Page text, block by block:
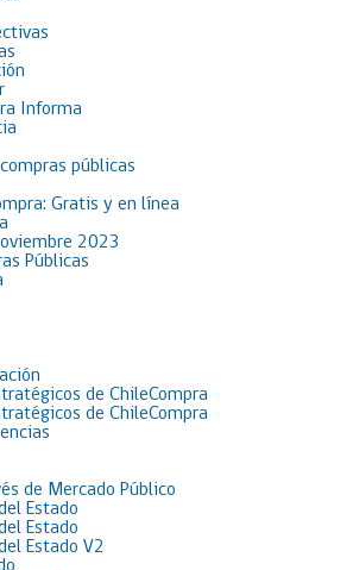
Informa
públicas
Gratis y en línea
2023
Públicas
de ChileCompra
de ChileCompra
de Mercado Público
Estado
Estado
Estado V2